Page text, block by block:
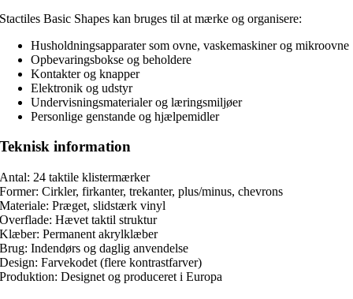
Stactiles Basic Shapes kan bruges til at mærke og organisere:
Husholdningsapparater som ovne, vaskemaskiner og mikroovne
Opbevaringsbokse og beholdere
Kontakter og knapper
Elektronik og udstyr
Undervisningsmaterialer og læringsmiljøer
Personlige genstande og hjælpemidler
Teknisk information
Antal: 24 taktile klistermærker
Former: Cirkler, firkanter, trekanter, plus/minus, chevrons
Materiale: Præget, slidstærk vinyl
Overflade: Hævet taktil struktur
Klæber: Permanent akrylklæber
Brug: Indendørs og daglig anvendelse
Design: Farvekodet (flere kontrastfarver)
Produktion: Designet og produceret i Europa